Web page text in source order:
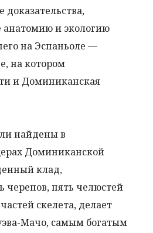
и экологию
на Эспаньоле —
на котором
и Доминиканская
найдены в
Доминиканской
клад,
пять челюстей
скелета, делает
Мачо, самым богатым